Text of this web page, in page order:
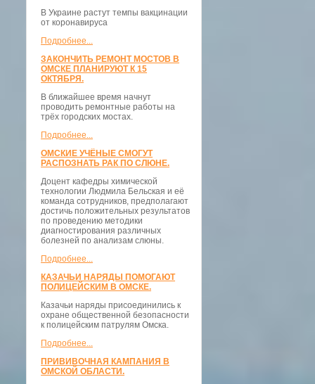
В Украине растут темпы вакцинации
от коронавируса
Подробнее...
ЗАКОНЧИТЬ РЕМОНТ МОСТОВ В
ОМСКЕ ПЛАНИРУЮТ К 15
ОКТЯБРЯ.
В ближайшее время начнут
проводить ремонтные работы на
трёх городских мостах.
Подробнее...
ОМСКИЕ УЧЁНЫЕ СМОГУТ
РАСПОЗНАТЬ РАК ПО СЛЮНЕ.
Доцент кафедры химической
технологии Людмила Бельская и её
команда сотрудников, предполагают
достичь положительных результатов
по проведению методики
диагностирования различных
болезней по анализам слюны.
Подробнее...
КАЗАЧЬИ НАРЯДЫ ПОМОГАЮТ
ПОЛИЦЕЙСКИМ В ОМСКЕ.
Казачьи наряды присоединились к
охране общественной безопасности
к полицейским патрулям Омска.
Подробнее...
ПРИВИВОЧНАЯ КАМПАНИЯ В
ОМСКОЙ ОБЛАСТИ.